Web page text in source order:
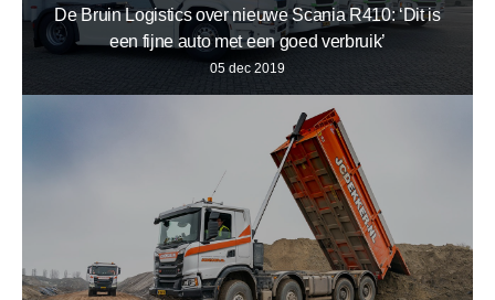
De Bruin Logistics over nieuwe Scania R410: ‘Dit is
een fijne auto met een goed verbruik’
05 dec 2019